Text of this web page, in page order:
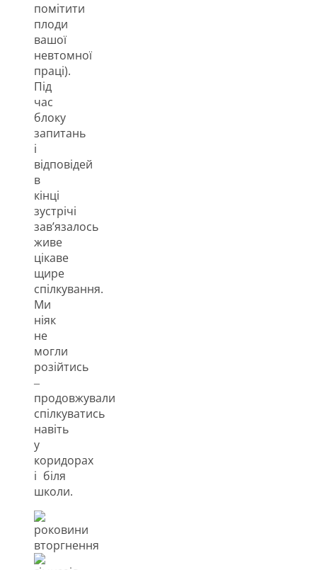
помітити
плоди
вашої
невтомної
праці).
Під
час
блоку
запитань
і
відповідей
в
кінці
зустрічі
зав’язалось
живе
цікаве
щире
спілкування.
Ми
ніяк
не
могли
розійтись
‒
продовжували
спілкуватись
навіть
у
коридорах
і біля
школи.